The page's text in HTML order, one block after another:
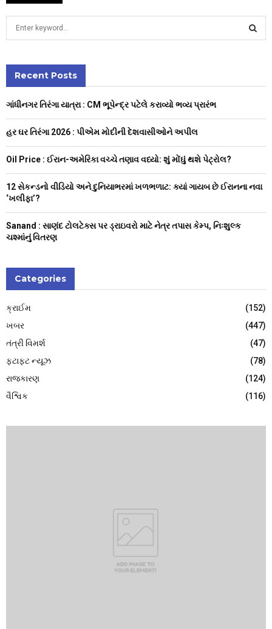
h
o
:
C
H
Recent Posts
ગાંધીનગર તિરંગા યાત્રા : CM ભૂપેન્દ્ર પટેલે કરાવ્યો ભવ્ય પ્રારંભ
હર ઘર તિરંગા 2026 : પીએમ મોદીની દેશવાસીઓને અપીલ
Oil Price : ઈરાન-અમેરિકા વચ્ચે તણાવ વધ્યો: શું મોંઘું થશે પેટ્રોલ?
12 સેકન્ડનો વીડિયો અને દુનિયાભરમાં ખળભળાટ: ક્યાં ગાયબ છે ઈરાનના નવા
‘ખલીફા’?
Sanand : સાણંદ ટોલટેક્સ પર ડ્રાઇવરો માટે નેત્ર તપાસ કેમ્પ, નિઃશુલ્ક
ચશ્માંનું વિતરણ
Categories
ક્રાઈમ
(152)
ખબર
(447)
તંત્રી વિમર્શ
(47)
ફટાફટ ન્યૂઝ
(78)
રાજકારણ
(124)
વૈશ્વિક
(116)